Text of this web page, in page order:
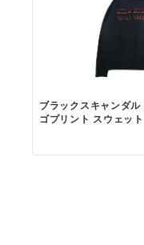
ブラックスキャンダ
ゴプリント スウェッ